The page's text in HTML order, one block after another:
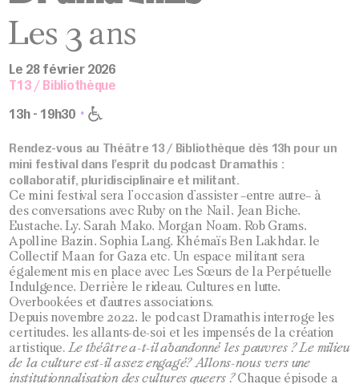
Les 3 ans
Le 28 février 2026
T13 / Bibliothèque
13h - 19h30
Rendez-vous au Théâtre 13 / Bibliothèque dès 13h pour un
mini festival dans l’esprit du podcast Dramathis :
collaboratif, pluridisciplinaire et militant.
Ce mini festival sera l’occasion d’assister –entre autre– à
des conversations avec Ruby on the Nail, Jean Biche,
Eustache, Ly, Sarah Mako, Morgan Noam, Rob Grams,
Apolline Bazin, Sophia Lang, Khémaïs Ben Lakhdar, le
Collectif Maan for Gaza etc. Un espace militant sera
également mis en place avec Les Sœurs de la Perpétuelle
Indulgence, Derrière le rideau, Cultures en lutte,
Overbookées et d’autres associations.
Depuis novembre 2022, le podcast Dramathis interroge les
certitudes, les allants-de-soi et les impensés de la création
artistique. Le théâtre a-t-il abandonné les pauvres ? Le milieu
de la culture est-il assez engagé? Allons-nous vers une
institutionnalisation des cultures queers ?Chaque épisode a